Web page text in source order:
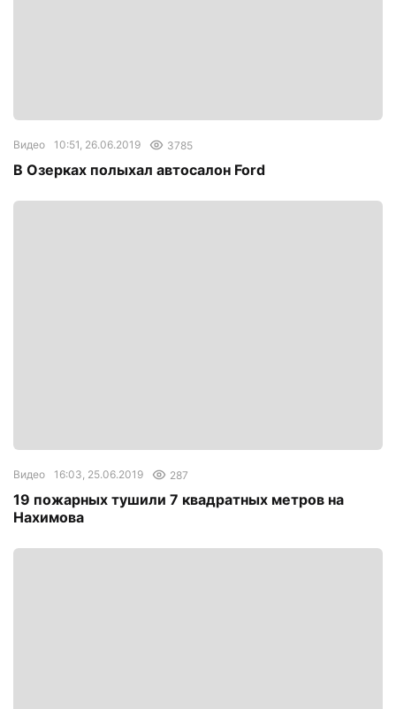
Видео 10:51, 26.06.2019 3785
В Озерках полыхал автосалон Ford
Видео 16:03, 25.06.2019 287
19 пожарных тушили 7 квадратных метров на
Нахимова